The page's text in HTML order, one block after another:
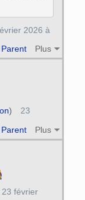
Parent Plus
2026 à
Parent Plus
)
23
23 février